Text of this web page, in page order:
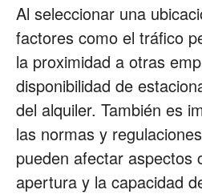
Al seleccionar una
factores como el tráfico
la proximidad a otras
disponibilidad de
del alquiler. También es
las normas y
pueden afectar aspectos
apertura y la capacidad